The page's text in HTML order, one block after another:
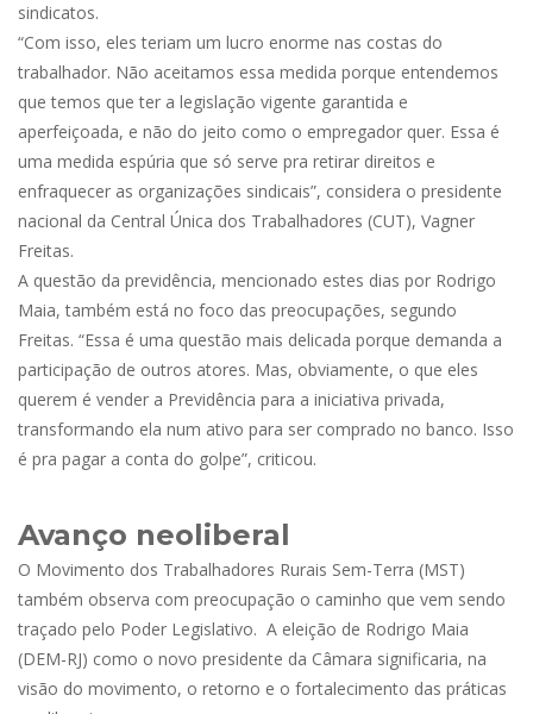
sindicatos.
“Com isso, eles teriam um lucro enorme nas costas do
trabalhador. Não aceitamos essa medida porque entendemos
que temos que ter a legislação vigente garantida e
aperfeiçoada, e não do jeito como o empregador quer. Essa é
uma medida espúria que só serve pra retirar direitos e
enfraquecer as organizações sindicais”, considera o presidente
nacional da Central Única dos Trabalhadores (CUT), Vagner
Freitas.
A questão da previdência, mencionado estes dias por Rodrigo
Maia, também está no foco das preocupações, segundo
Freitas. “Essa é uma questão mais delicada porque demanda a
participação de outros atores. Mas, obviamente, o que eles
querem é vender a Previdência para a iniciativa privada,
transformando ela num ativo para ser comprado no banco. Isso
é pra pagar a conta do golpe”, criticou.
Avanço neoliberal
O Movimento dos Trabalhadores Rurais Sem-Terra (MST)
também observa com preocupação o caminho que vem sendo
traçado pelo Poder Legislativo. A eleição de Rodrigo Maia
(DEM-RJ) como o novo presidente da Câmara significaria, na
visão do movimento, o retorno e o fortalecimento das práticas